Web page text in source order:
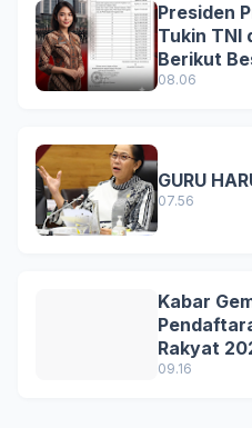
Presiden
Tukin TNI
Berikut
Terbaru
08.06
GURU
07.56
Kabar
Rakyat
Formasi,
09.16